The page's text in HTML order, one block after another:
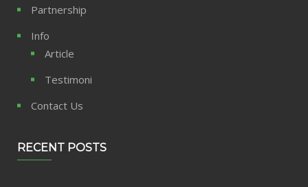
Partnership
Info
Article
Testimoni
Contact Us
RECENT POSTS